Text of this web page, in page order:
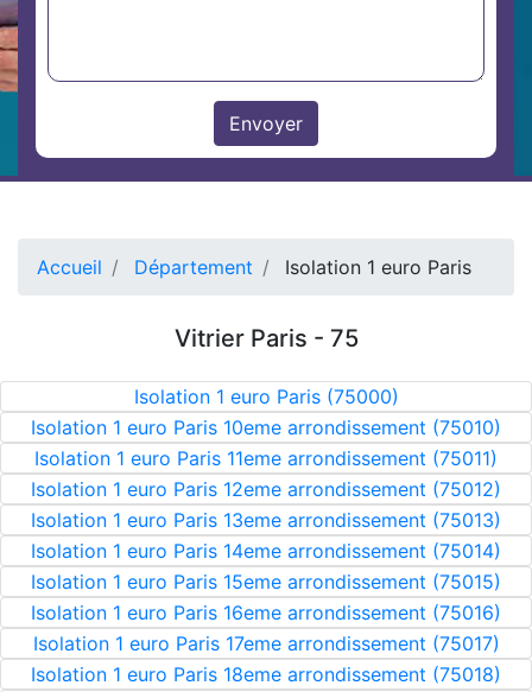
Accueil Département Isolation 1 euro Paris
Vitrier Paris - 75
Isolation 1 euro Paris (75000)
Isolation 1 euro Paris 10eme arrondissement (75010)
Isolation 1 euro Paris 11eme arrondissement (75011)
Isolation 1 euro Paris 12eme arrondissement (75012)
Isolation 1 euro Paris 13eme arrondissement (75013)
Isolation 1 euro Paris 14eme arrondissement (75014)
Isolation 1 euro Paris 15eme arrondissement (75015)
Isolation 1 euro Paris 16eme arrondissement (75016)
Isolation 1 euro Paris 17eme arrondissement (75017)
Isolation 1 euro Paris 18eme arrondissement (75018)